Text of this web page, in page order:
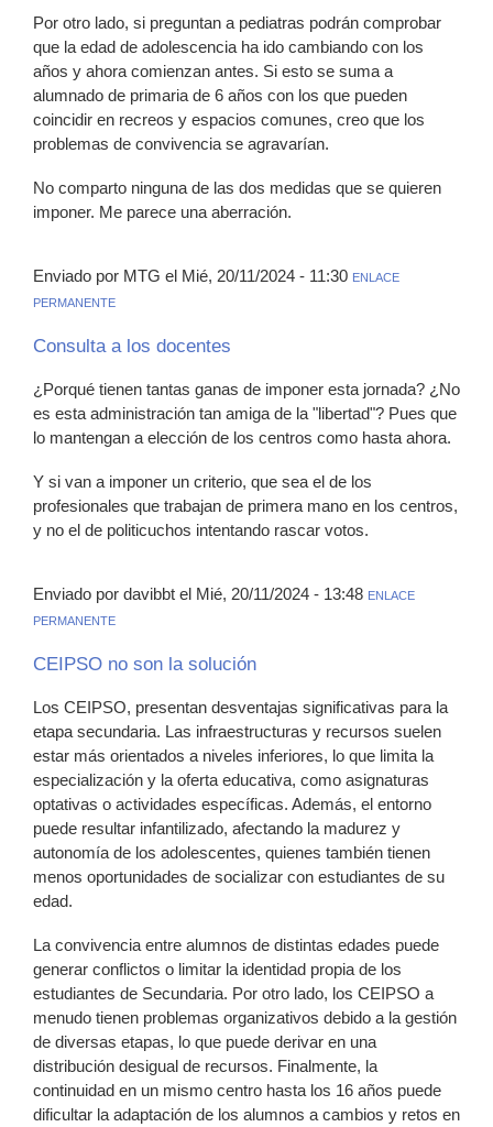
Por otro lado, si preguntan a pediatras podrán comprobar
que la edad de adolescencia ha ido cambiando con los
años y ahora comienzan antes. Si esto se suma a
alumnado de primaria de 6 años con los que pueden
coincidir en recreos y espacios comunes, creo que los
problemas de convivencia se agravarían.
No comparto ninguna de las dos medidas que se quieren
imponer. Me parece una aberración.
Enviado por MTG el Mié, 20/11/2024 - 11:30 ENLACE
PERMANENTE
Consulta a los docentes
¿Porqué tienen tantas ganas de imponer esta jornada? ¿No
es esta administración tan amiga de la "libertad"? Pues que
lo mantengan a elección de los centros como hasta ahora.
Y si van a imponer un criterio, que sea el de los
profesionales que trabajan de primera mano en los centros,
y no el de politicuchos intentando rascar votos.
Enviado por davibbt el Mié, 20/11/2024 - 13:48 ENLACE
PERMANENTE
CEIPSO no son la solución
Los CEIPSO, presentan desventajas significativas para la
etapa secundaria. Las infraestructuras y recursos suelen
estar más orientados a niveles inferiores, lo que limita la
especialización y la oferta educativa, como asignaturas
optativas o actividades específicas. Además, el entorno
puede resultar infantilizado, afectando la madurez y
autonomía de los adolescentes, quienes también tienen
menos oportunidades de socializar con estudiantes de su
edad.
La convivencia entre alumnos de distintas edades puede
generar conflictos o limitar la identidad propia de los
estudiantes de Secundaria. Por otro lado, los CEIPSO a
menudo tienen problemas organizativos debido a la gestión
de diversas etapas, lo que puede derivar en una
distribución desigual de recursos. Finalmente, la
continuidad en un mismo centro hasta los 16 años puede
dificultar la adaptación de los alumnos a cambios y retos en